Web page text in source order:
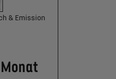
& Emission